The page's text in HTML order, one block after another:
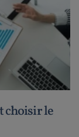
choisir le